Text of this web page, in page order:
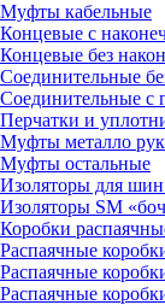
Муфты кабельные
Концевые с
Концевые без
Соединительные
Соединительные с
Перчатки и
Муфты металло
Муфты остальные
Изоляторы для шин
Изоляторы SM
Коробки
Распаячные
Распаячные
Распаячные